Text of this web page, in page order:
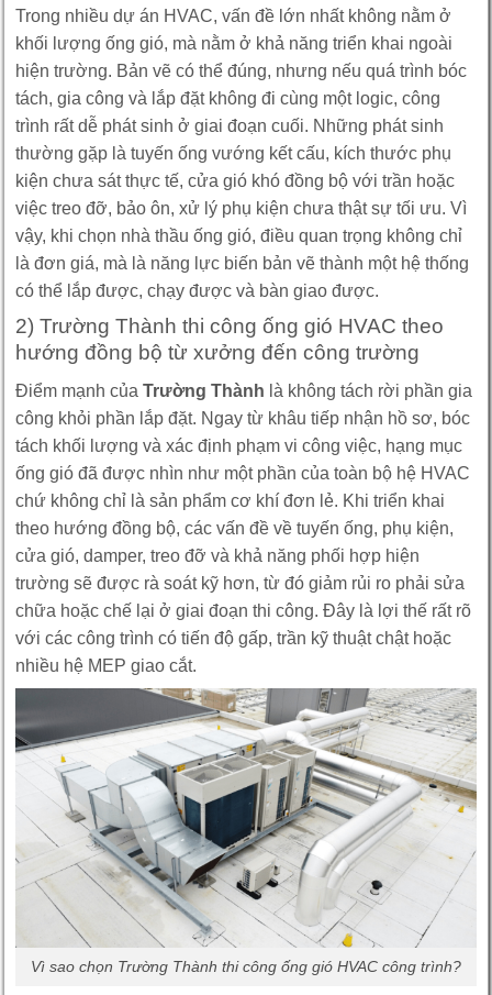
Trong nhiều dự án HVAC, vấn đề lớn nhất không nằm ở
khối lượng ống gió, mà nằm ở khả năng triển khai ngoài
hiện trường. Bản vẽ có thể đúng, nhưng nếu quá trình bóc
tách, gia công và lắp đặt không đi cùng một logic, công
trình rất dễ phát sinh ở giai đoạn cuối. Những phát sinh
thường gặp là tuyến ống vướng kết cấu, kích thước phụ
kiện chưa sát thực tế, cửa gió khó đồng bộ với trần hoặc
việc treo đỡ, bảo ôn, xử lý phụ kiện chưa thật sự tối ưu. Vì
vậy, khi chọn nhà thầu ống gió, điều quan trọng không chỉ
là đơn giá, mà là năng lực biến bản vẽ thành một hệ thống
có thể lắp được, chạy được và bàn giao được.
2) Trường Thành thi công ống gió HVAC theo
hướng đồng bộ từ xưởng đến công trường
Điểm mạnh của Trường Thành là không tách rời phần gia
công khỏi phần lắp đặt. Ngay từ khâu tiếp nhận hồ sơ, bóc
tách khối lượng và xác định phạm vi công việc, hạng mục
ống gió đã được nhìn như một phần của toàn bộ hệ HVAC
chứ không chỉ là sản phẩm cơ khí đơn lẻ. Khi triển khai
theo hướng đồng bộ, các vấn đề về tuyến ống, phụ kiện,
cửa gió, damper, treo đỡ và khả năng phối hợp hiện
trường sẽ được rà soát kỹ hơn, từ đó giảm rủi ro phải sửa
chữa hoặc chế lại ở giai đoạn thi công. Đây là lợi thế rất rõ
với các công trình có tiến độ gấp, trần kỹ thuật chật hoặc
nhiều hệ MEP giao cắt.
Vì sao chọn Trường Thành thi công ống gió HVAC công trình?